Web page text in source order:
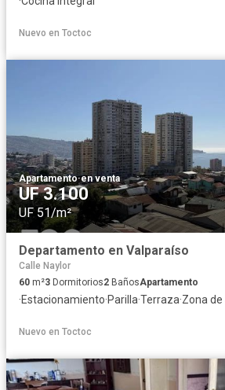
Nuevo en Toctoc
Apartamento·en venta
UF 3.100
UF 51/m²
Departamento en Valparaíso
Calle Naylor
60 m²3 Dormitorios2 BañosApartamento
·Estacionamiento·Parilla·Terraza·Zona
Nuevo en Toctoc